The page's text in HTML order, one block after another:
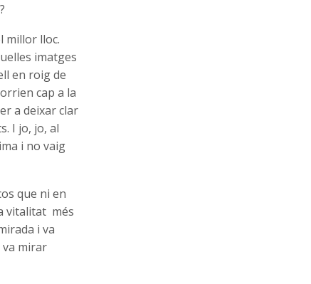
millor lloc.
imatges
en roig de
cap a la
a deixar clar
I jo, jo, al
i no vaig
que ni en
vitalitat més
i va
va mirar